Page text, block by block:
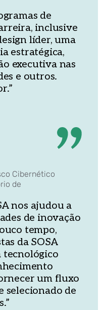
de
inclusive
líder, uma
estratégica,
executiva nas
e outros.
Cibernético
de
nos ajudou a
de inovação
tempo,
da SOSA
tecnológico
um fluxo
selecionado de